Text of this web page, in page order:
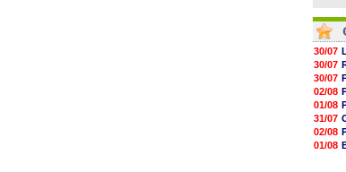
30/07
30/07
30/07
02/08
01/08
31/07
02/08
01/08